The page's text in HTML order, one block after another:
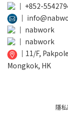
│ +852-
│
│ nabwork
│ nabwork
│ 11/F,
Mongkok, HK
隱